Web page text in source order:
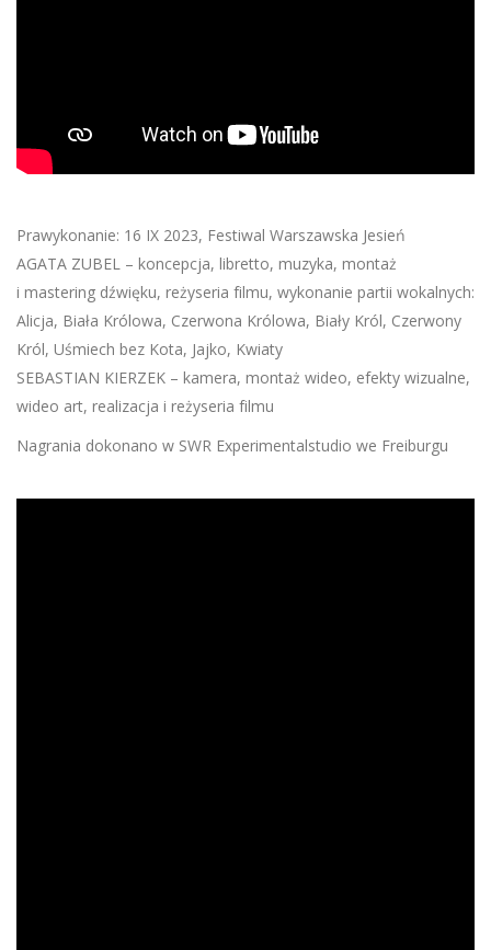
Prawykonanie: 16 IX 2023, Festiwal Warszawska Jesień
AGATA ZUBEL – koncepcja, libretto, muzyka, montaż
i mastering dźwięku, reżyseria filmu, wykonanie partii wokalnych:
Alicja, Biała Królowa, Czerwona Królowa, Biały Król, Czerwony
Król, Uśmiech bez Kota, Jajko, Kwiaty
SEBASTIAN KIERZEK – kamera, montaż wideo, efekty wizualne,
wideo art, realizacja i reżyseria filmu
Nagrania dokonano w SWR Experimentalstudio we Freiburgu